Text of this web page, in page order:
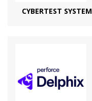
CYBERTEST SYSTEM